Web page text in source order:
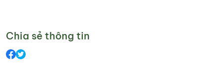
Chia sẻ thông tin